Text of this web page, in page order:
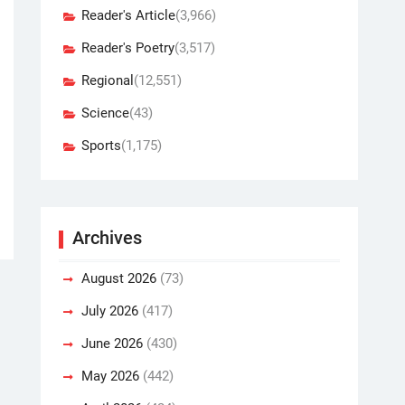
Reader's Article(3,966)
Reader's Poetry(3,517)
Regional (12,551)
Science(43)
Sports(1,175)
Archives
August 2026 (73)
July 2026 (417)
June 2026 (430)
May 2026 (442)